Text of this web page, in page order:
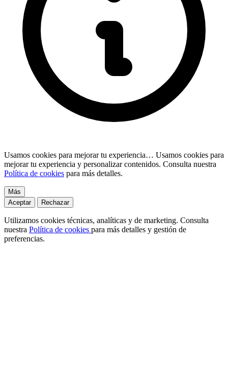
Usamos cookies para mejorar tu experiencia… Usamos cookies para
mejorar tu experiencia y personalizar contenidos. Consulta nuestra
Política de cookies para más detalles.
Más
Aceptar
Rechazar
Utilizamos cookies técnicas, analíticas y de marketing. Consulta
nuestra Política de cookies para más detalles y gestión de
preferencias.